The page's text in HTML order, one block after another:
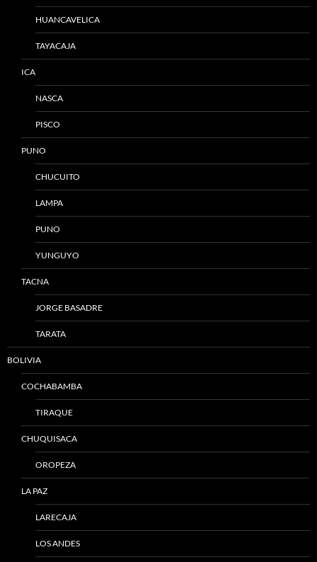
HUANCAVELICA
TAYACAJA
ICA
NASCA
PISCO
PUNO
CHUCUITO
LAMPA
PUNO
YUNGUYO
TACNA
JORGE BASADRE
TARATA
BOLIVIA
COCHABAMBA
TIRAQUE
CHUQUISACA
OROPEZA
LA PAZ
LARECAJA
LOS ANDES